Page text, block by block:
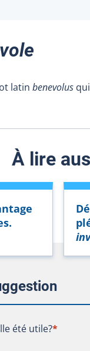
latin benevolus
À lire
été utile?
été utile?*